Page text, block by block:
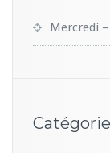
Mercredi